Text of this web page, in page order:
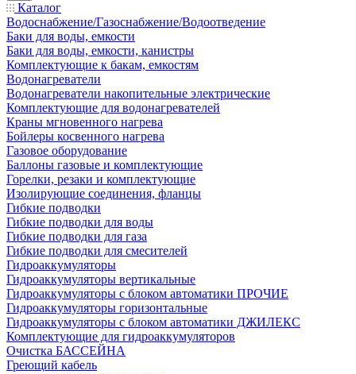
Каталог
Водоснабжение/Газоснабжение/Водоотведение
Баки для воды, емкости
Баки для воды, емкости, канистры
Комплектующие к бакам, емкостям
Водонагреватели
Водонагреватели накопительные электрические
Комплектующие для водонагревателей
Краны мгновенного нагрева
Бойлеры косвенного нагрева
Газовое оборудование
Баллоны газовые и комплектующие
Горелки, резаки и комплектующие
Изолирующие соединения, фланцы
Гибкие подводки
Гибкие подводки для воды
Гибкие подводки для газа
Гибкие подводки для смесителей
Гидроаккумуляторы
Гидроаккумуляторы вертикальные
Гидроаккумуляторы с блоком автоматики ПРОЧИЕ
Гидроаккумуляторы горизонтальные
Гидроаккумуляторы с блоком автоматики ДЖИЛЕКС
Комплектующие для гидроаккумуляторов
Очистка БАССЕЙНА
Греющий кабель